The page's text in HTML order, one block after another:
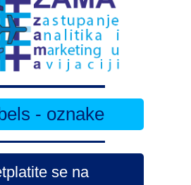
- oznake
se na